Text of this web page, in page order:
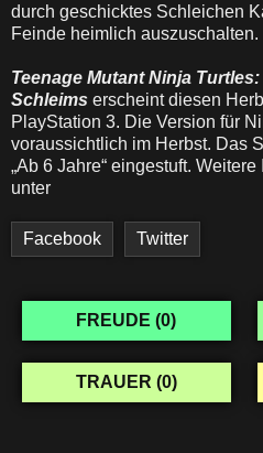
durch geschicktes Schleichen
Feinde heimlich auszuschalten.
Teenage Mutant Ninja
Schleims erscheint diesen
PlayStation 3. Die Version für
voraussichtlich im Herbst. Das
„Ab 6 Jahre“ eingestuft.
unter
Facebook Twitter
FREUDE (0)
TRAUER (0)